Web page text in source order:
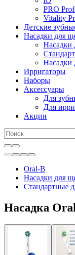
PRO
Vitality
Детские
Насадки для
Насадки
Насадки
Ирригаторы
Наборы
Аксессуары
Для
Для
Акции
Oral-B
Насадки для
Стандартные
Насадка